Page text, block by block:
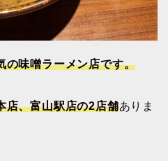
の味噌ラーメン店です。
店、富山駅店の2店舗ありま